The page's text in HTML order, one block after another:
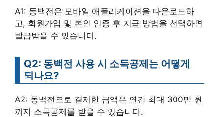
A1: 동백전은 모바일 애플리케이션을 다운로드하
고, 회원가입 및 본인 인증 후 지급 방법을 선택하면
발급받을 수 있습니다.
Q2: 동백전 사용 시 소득공제는 어떻게
되나요?
A2: 동백전으로 결제한 금액은 연간 최대 300만 원
까지 소득공제를 받을 수 있습니다.